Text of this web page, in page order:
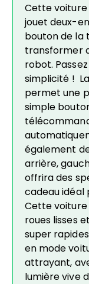
Cette
jouet deux-
bouton de la
transformer
robot.
simplicité !
permet une
simple
également
arrière,
offrira des
cadeau idéal
Cette
roues lisses
super
en mode
attrayant,
lumière vive